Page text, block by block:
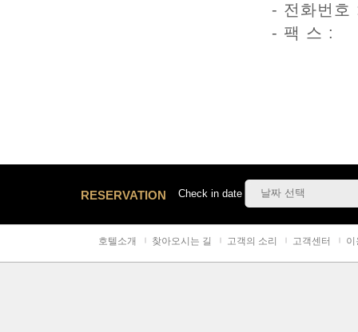
- 전화번호
- 팩 스 :
RESERVATION Check in date
호텔소개 찾아오시는 길 고객의 소리 고객센터 이